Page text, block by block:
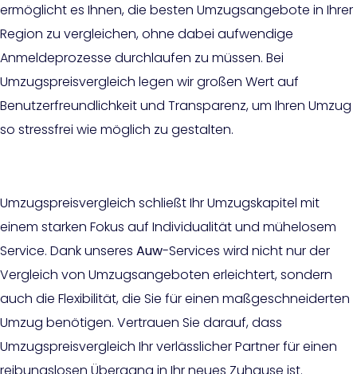
ermöglicht es Ihnen, die besten Umzugsangebote in Ihrer
Region zu vergleichen, ohne dabei aufwendige
Anmeldeprozesse durchlaufen zu müssen. Bei
Umzugspreisvergleich legen wir großen Wert auf
Benutzerfreundlichkeit und Transparenz, um Ihren Umzug
so stressfrei wie möglich zu gestalten.
Umzugspreisvergleich schließt Ihr Umzugskapitel mit
einem starken Fokus auf Individualität und mühelosem
Service. Dank unseres Auw-Services wird nicht nur der
Vergleich von Umzugsangeboten erleichtert, sondern
auch die Flexibilität, die Sie für einen maßgeschneiderten
Umzug benötigen. Vertrauen Sie darauf, dass
Umzugspreisvergleich Ihr verlässlicher Partner für einen